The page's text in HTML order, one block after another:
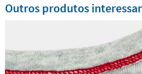
Outros produtos